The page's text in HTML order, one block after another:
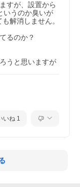
すが、設置から
いうのか臭いが
解消しません。
るのか？
うと思いますが
いね 1